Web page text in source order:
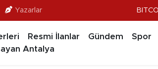
Yazarlar
Resmi İlanlar Gündem Spor
Antalya